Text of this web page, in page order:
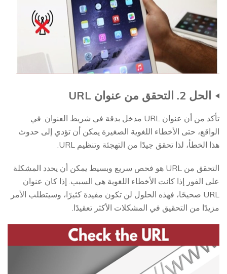
الحل 2. التحقق من عنوان URL
تأكد من أن عنوان URL مدخل بدقة في شريط العنوان. في
الواقع، حتى الأخطاء اللغوية الصغيرة يمكن أن تؤدي إلى حدوث
هذا الخطأ، لذا تحقق جيدًا من التهجئة وتنظيم URL.
التحقق من URL هو فحص سريع وبسيط يمكن أن يحدد المشكلة
على الفور إذا كانت الأخطاء اللغوية هي السبب. إذا كان عنوان
URL صحيحًا، فهذه الحلول لن تكون مفيدة كثيرًا، وسيتطلب الأمر
مزيدًا من التحقيق في المشكلات الأكثر تعقيدًا.